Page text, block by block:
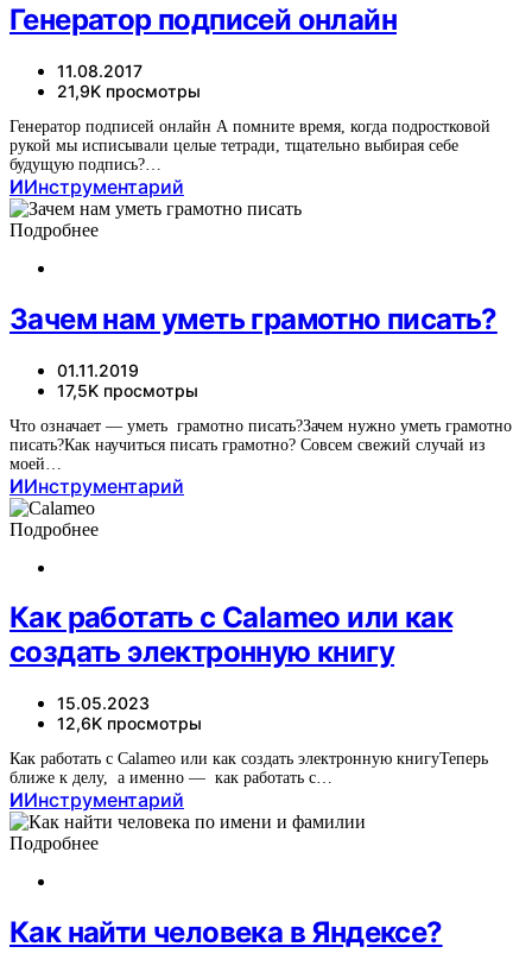
Генератор подписей онлайн
11.08.2017
21,9K просмотры
Генератор подписей онлайн А помните время, когда подростковой
рукой мы исписывали целые тетради, тщательно выбирая себе
будущую подпись?…
ИИнструментарий
Подробнее
Зачем нам уметь грамотно писать?
01.11.2019
17,5K просмотры
Что означает — уметь грамотно писать?Зачем нужно уметь грамотно
писать?Как научиться писать грамотно? Совсем свежий случай из
моей…
ИИнструментарий
Подробнее
Как работать с Calameo или как
создать электронную книгу
15.05.2023
12,6K просмотры
Как работать с Calameo или как создать электронную книгуТеперь
ближе к делу, а именно — как работать с…
ИИнструментарий
Подробнее
Как найти человека в Яндексе?